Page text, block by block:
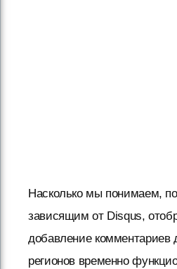
Насколько мы понимаем,
зависящим от Disqus,
добавление комментариев
регионов временно